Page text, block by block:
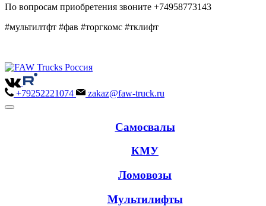
По вопросам приобретения звоните +74958773143
#мультилтфт #фав #торгкомс #тклифт
+79252221074 zakaz@faw-truck.ru
Самосвалы
КМУ
Ломовозы
Мультилифты